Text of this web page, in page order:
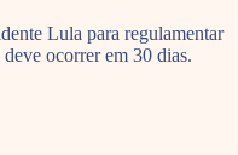
Lula para regulamentar
ocorrer em 30 dias.